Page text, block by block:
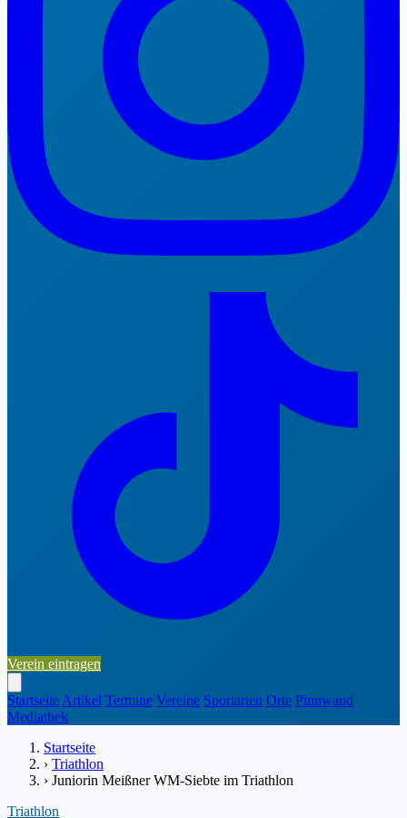
Verein eintragen
Startseite Artikel Termine Vereine Sportarten Orte Pinnwand
Mediathek
Startseite
› Triathlon
› Juniorin Meißner WM-Siebte im Triathlon
Triathlon